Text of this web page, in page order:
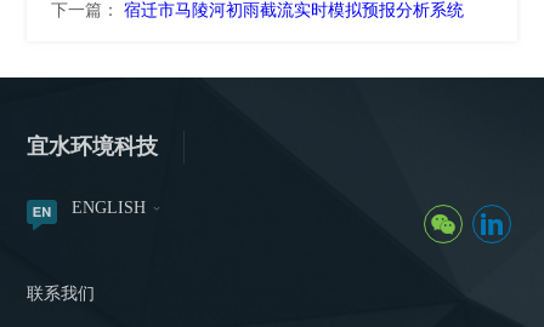
下一篇：
宿迁市马陵河初雨截流实时模拟预报分析系统
宜水环境科技
ENGLISH
联系我们